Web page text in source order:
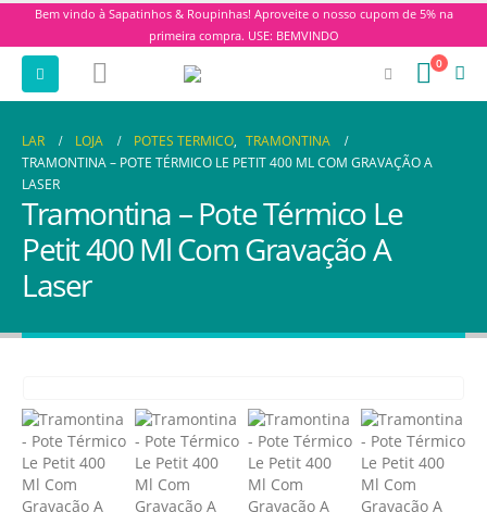
Bem vindo à Sapatinhos & Roupinhas! Aproveite o nosso cupom de 5% na
primeira compra. USE: BEMVINDO
0
LAR LOJA POTES TERMICO, TRAMONTINA
TRAMONTINA – POTE TÉRMICO LE PETIT 400 ML COM GRAVAÇÃO A
LASER
Tramontina – Pote Térmico Le
Petit 400 Ml Com Gravação A
Laser